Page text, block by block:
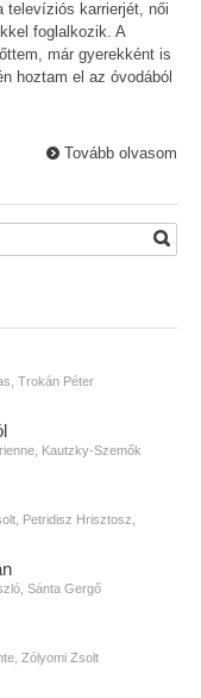
televíziós karrierjét, női
foglalkozik. A
már gyerekként is
hoztam el az óvodából
Tovább olvasom
Trokán Péter
Kautzky-Szemők
Petridisz Hrisztosz,
Sánta Gergő
Zólyomi Zsolt